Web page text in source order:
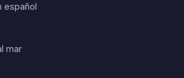
español
mar